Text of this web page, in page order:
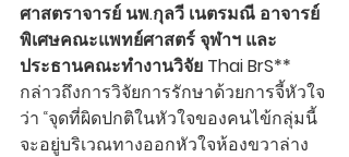
ศาสตราจารย์ นพ.กุลวี เนตรมณี อาจารย์
พิเศษคณะแพทย์ศาสตร์ จุฬาฯ และ
ประธานคณะทำงานวิจัย Thai BrS**
กล่าวถึงการวิจัยการรักษาด้วยการจี้หัวใจ
ว่า “จุดที่ผิดปกติในหัวใจของคนไข้กลุ่มนี้
จะอยู่บริเวณทางออกหัวใจห้องขวาล่าง